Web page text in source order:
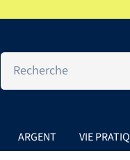
ARGENT VIE